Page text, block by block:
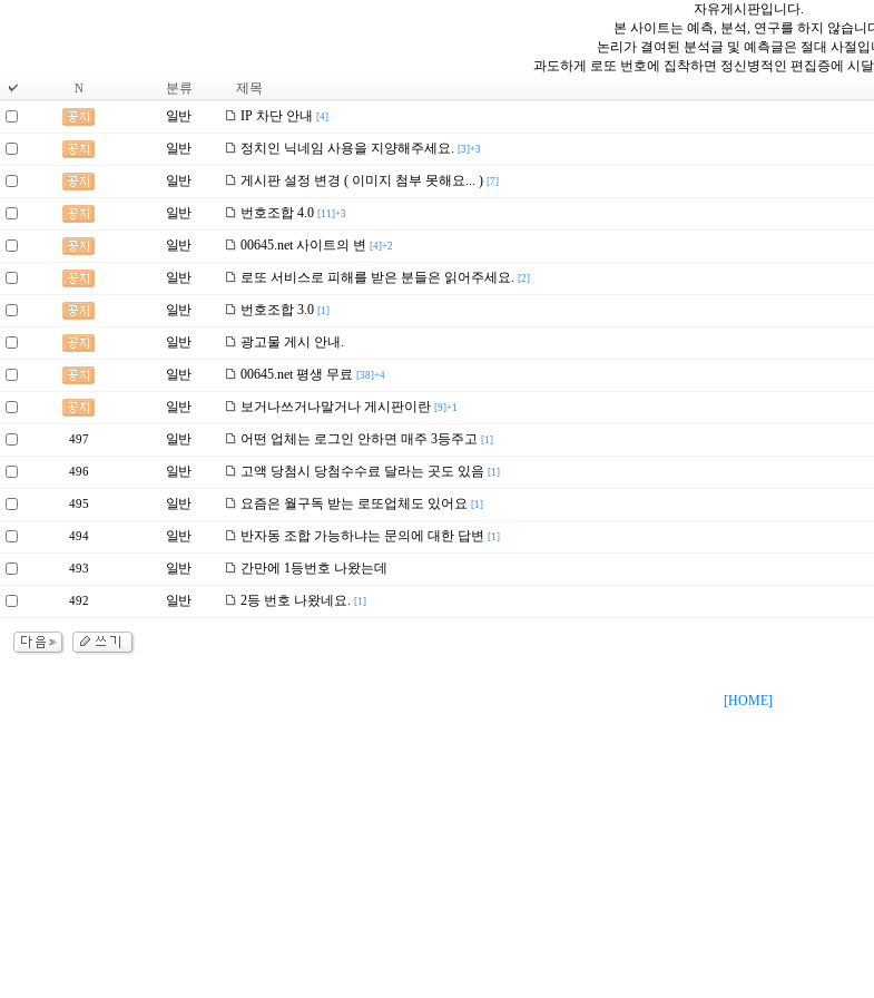
자유게시판입니다.
본 사이트는 예측, 분석, 연구를 하지 않습니
논리가 결여된 분석글 및 예측글은 절대 사절입
과도하게 로또 번호에 집착하면 정신병적인 편집증에 시
N 분류 제목
일반
IP 차단 안내 [4]
일반 정치인 닉네임 사용을 지양해주세요. [3]+3
일반 게시판 설정 변경 ( 이미지 첨부 못해요... ) [7]
일반 번호조합 4.0 [11]+3
일반 00645.net 사이트의 변 [4]+2
일반 로또 서비스로 피해를 받은 분들은 읽어주세요. [2]
일반 번호조합 3.0 [1]
일반 광고물 게시 안내.
일반 00645.net 평생 무료 [38]+4
일반 보거나쓰거나말거나 게시판이란 [9]+1
497 일반 어떤 업체는 로그인 안하면 매주 3등주고 [1]
496 일반 고액 당첨시 당첨수수료 달라는 곳도 있음 [1]
495 일반 요즘은 월구독 받는 로또업체도 있어요 [1]
494 일반 반자동 조합 가능하냐는 문의에 대한 답변 [1]
493 일반 간만에 1등번호 나왔는데
492 일반 2등 번호 나왔네요. [1]
[HOME]